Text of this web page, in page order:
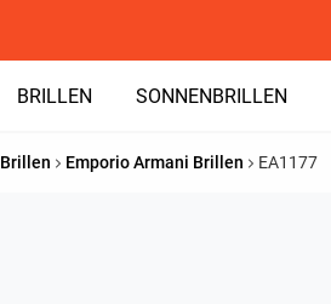
BRILLEN SONNENBRILLEN
Brillen Emporio Armani Brillen EA1177